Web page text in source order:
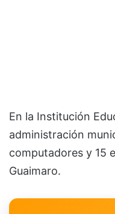
En la Institución
administración
computadores y 15
Guaimaro.